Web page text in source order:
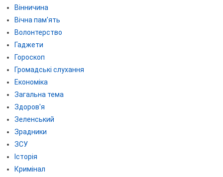
Вінничина
Вічна пам'ять
Волонтерство
Гаджети
Гороскоп
Громадські слухання
Економіка
Загальна тема
Здоров'я
Зеленський
Зрадники
ЗСУ
Історія
Кримінал